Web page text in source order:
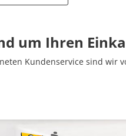
um Ihren
Kundenservice sind wir